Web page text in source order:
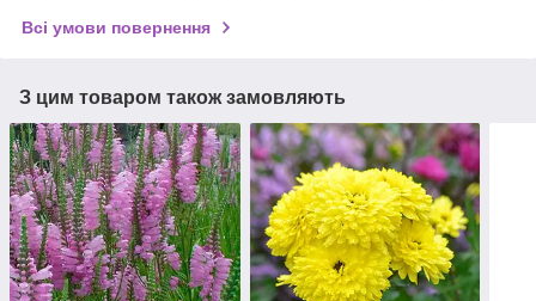
Всі умови повернення
З цим товаром також замовляють